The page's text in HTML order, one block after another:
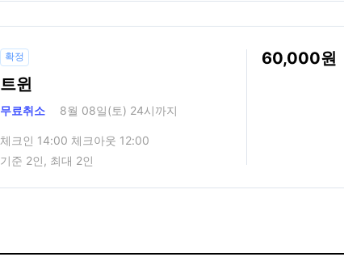
확정
트윈
무료취소 8월 08일(토) 24시까지
체크인 14:00 체크아웃 12:00
기준 2인, 최대 2인
60,000